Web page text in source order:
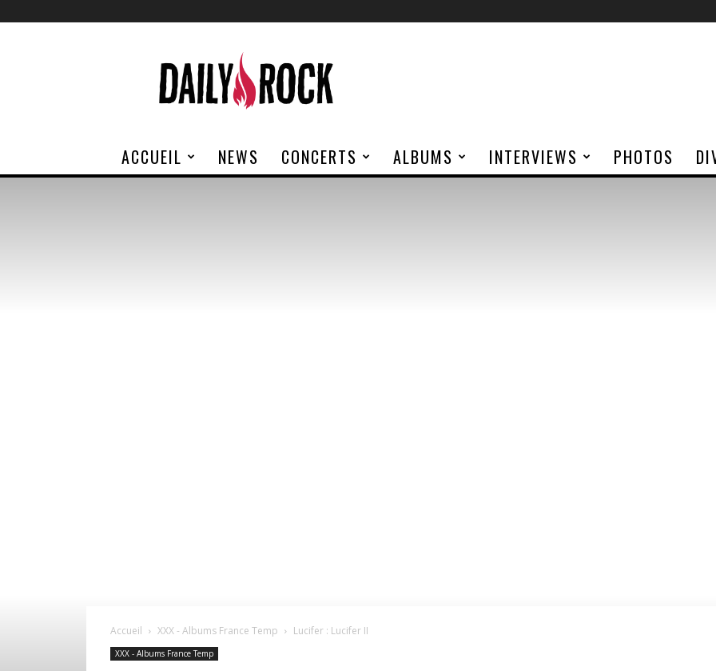
Rock
ACCUEIL NEWS CONCERTS ALBUMS INTERVIEWS PHOTOS
Accueil XXX - Albums France Temp Lucifer : Lucifer II
XXX - Albums France Temp